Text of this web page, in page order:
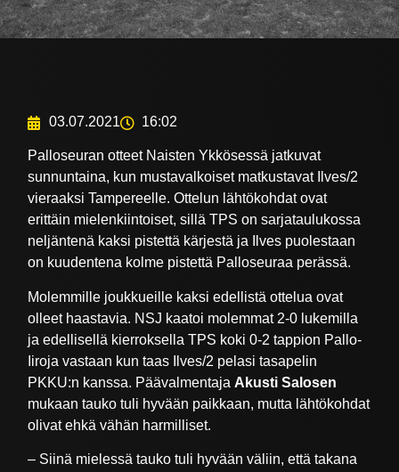
03.07.2021 16:02
Palloseuran otteet Naisten Ykkösessä jatkuvat
sunnuntaina, kun mustavalkoiset matkustavat Ilves/2
vieraaksi Tampereelle. Ottelun lähtökohdat ovat
erittäin mielenkiintoiset, sillä TPS on sarjataulukossa
neljäntenä kaksi pistettä kärjestä ja Ilves puolestaan
on kuudentena kolme pistettä Palloseuraa perässä.
Molemmille joukkueille kaksi edellistä ottelua ovat
olleet haastavia. NSJ kaatoi molemmat 2-0 lukemilla
ja edellisellä kierroksella TPS koki 0-2 tappion Pallo-
Iiroja vastaan kun taas Ilves/2 pelasi tasapelin
PKKU:n kanssa. Päävalmentaja Akusti Salosen
mukaan tauko tuli hyvään paikkaan, mutta lähtökohdat
olivat ehkä vähän harmilliset.
– Siinä mielessä tauko tuli hyvään väliin, että takana